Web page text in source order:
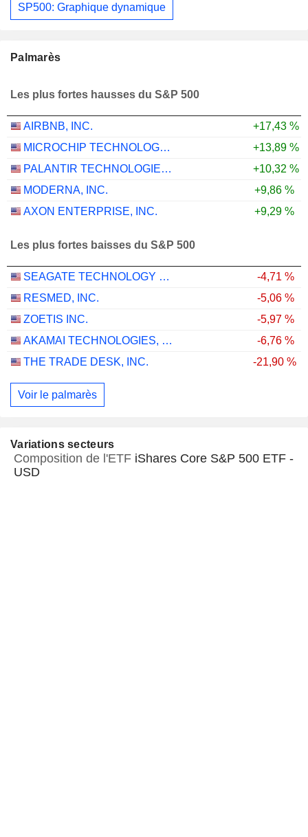
SP500: Graphique dynamique
Palmarès
Les plus fortes hausses du S&P 500
AIRBNB, INC.
+17,43 %
MICROCHIP TECHNOLOGY INCORPORATED
+13,89 %
PALANTIR TECHNOLOGIES INC.
+10,32 %
MODERNA, INC.
+9,86 %
AXON ENTERPRISE, INC.
+9,29 %
Les plus fortes baisses du S&P 500
SEAGATE TECHNOLOGY HOLDINGS PLC
-4,71 %
RESMED, INC.
-5,06 %
ZOETIS INC.
-5,97 %
AKAMAI TECHNOLOGIES, INC.
-6,76 %
THE TRADE DESK, INC.
-21,90 %
Voir le palmarès
Variations secteurs
Composition de l'ETF iShares Core S&P 500 ETF -
USD